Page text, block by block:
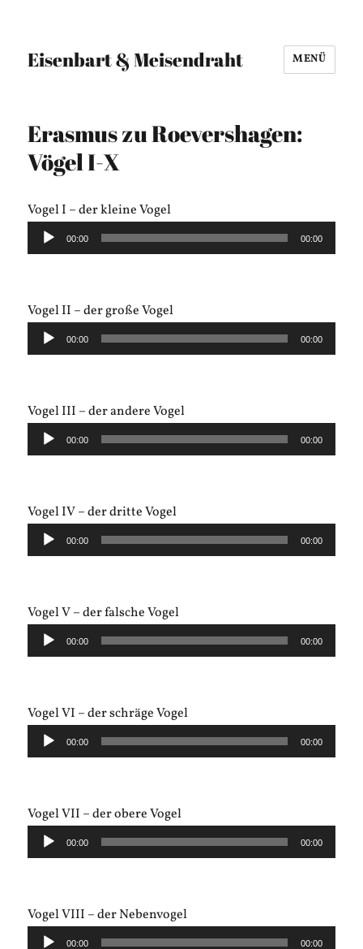
Eisenbart & Meisendraht MENÜ
Erasmus zu Roevershagen:
Vögel I-X
Vogel I – der kleine Vogel
Audio-
Player
00:00 00:00
Vogel II – der große Vogel
Audio-
Player
00:00 00:00
Vogel III – der andere Vogel
Audio-
Player
00:00 00:00
Vogel IV – der dritte Vogel
Audio-
Player
00:00 00:00
Vogel V – der falsche Vogel
Audio-
Player
00:00 00:00
Vogel VI – der schräge Vogel
Audio-
Player
00:00 00:00
Vogel VII – der obere Vogel
Audio-
Player
00:00 00:00
Vogel VIII – der Nebenvogel
Audio-00:00 00:00